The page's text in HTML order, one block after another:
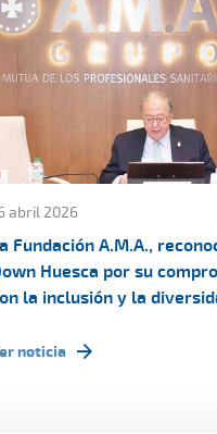
abril 2026
Fundación A.M.A.,
Huesca por su
la inclusión y la
noticia